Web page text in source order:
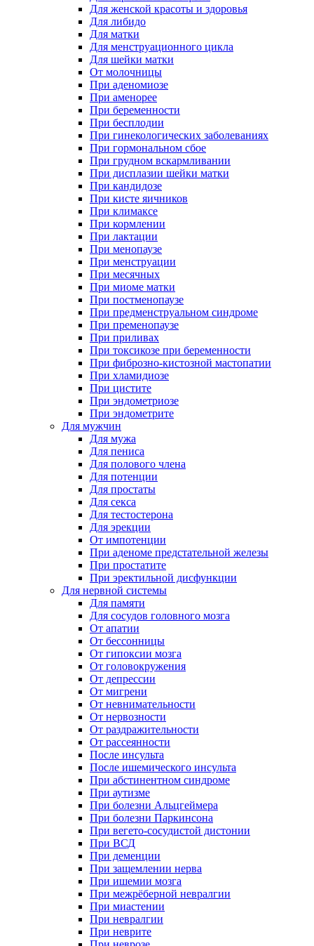
Для женской красоты и здоровья
Для либидо
Для матки
Для менструационного цикла
Для шейки матки
От молочницы
При аденомиозе
При аменорее
При беременности
При бесплодии
При гинекологических заболеваниях
При гормональном сбое
При грудном вскармливании
При дисплазии шейки матки
При кандидозе
При кисте яичников
При климаксе
При кормлении
При лактации
При менопаузе
При менструации
При месячных
При миоме матки
При постменопаузе
При предменструальном синдроме
При пременопаузе
При приливах
При токсикозе при беременности
При фиброзно-кистозной мастопатии
При хламидиозе
При цистите
При эндометриозе
При эндометрите
Для мужчин
Для мужа
Для пениса
Для полового члена
Для потенции
Для простаты
Для секса
Для тестостерона
Для эрекции
От импотенции
При аденоме предстательной железы
При простатите
При эректильной дисфункции
Для нервной системы
Для памяти
Для сосудов головного мозга
От апатии
От бессонницы
От гипоксии мозга
От головокружения
От депрессии
От мигрени
От невнимательности
От нервозности
От раздражительности
От рассеянности
После инсульта
После ишемического инсульта
При абстинентном синдроме
При аутизме
При болезни Альцгеймера
При болезни Паркинсона
При вегето-сосудистой дистонии
При ВСД
При деменции
При защемлении нерва
При ишемии мозга
При межрёберной невралгии
При миастении
При невралгии
При неврите